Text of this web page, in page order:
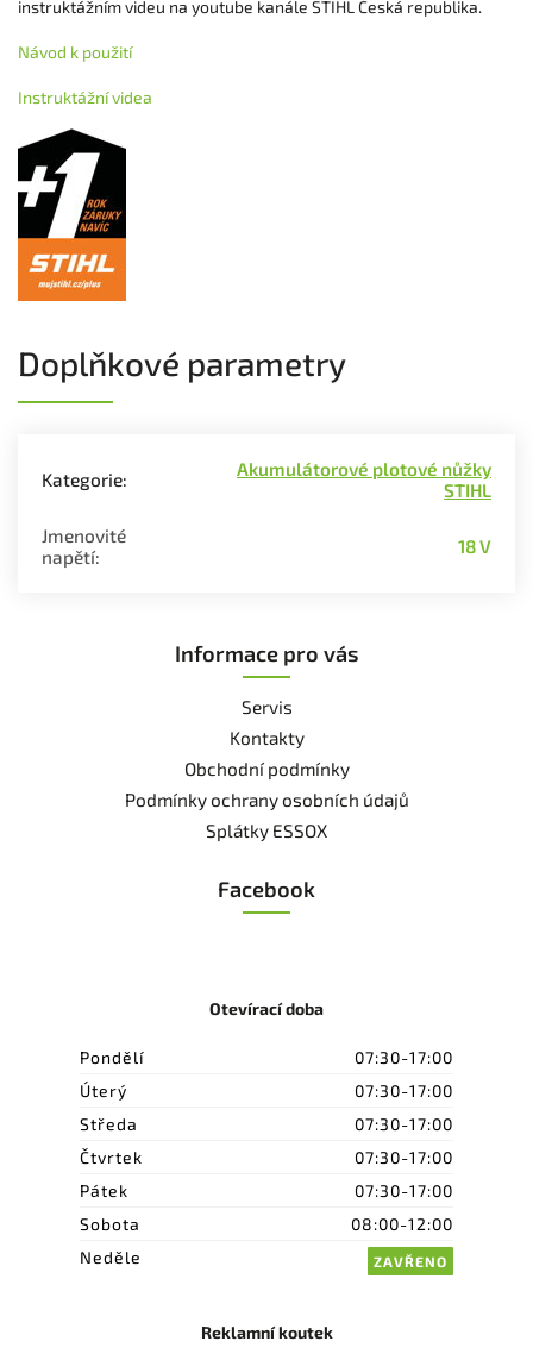
instruktážním videu na youtube kanále STIHL Česká republika.
Návod k použití
Instruktážní videa
Doplňkové parametry
Kategorie:
Akumulátorové plotové nůžky
STIHL
Jmenovité
napětí: 18 V
Informace pro vás
Servis
Kontakty
Obchodní podmínky
Podmínky ochrany osobních údajů
Splátky ESSOX
Facebook
Otevírací doba
Pondělí
07:30-17:00
Úterý
07:30-17:00
Středa
07:30-17:00
Čtvrtek
07:30-17:00
Pátek
07:30-17:00
Sobota
08:00-12:00
Neděle
ZAVŘENO
Reklamní koutek